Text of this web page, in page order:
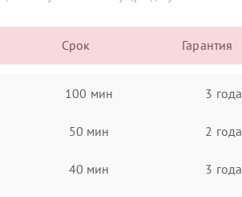
Срок Гарантия
100 мин 3 года
50 мин 2 года
40 мин 3 года